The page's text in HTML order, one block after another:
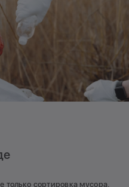
сортировка мусора,